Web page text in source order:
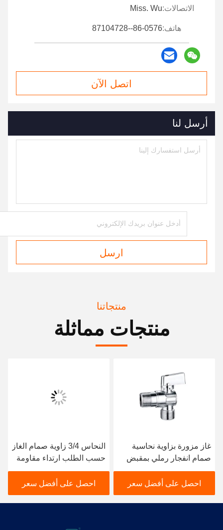
الاتصالات:Miss. Wu
هاتف:86-0576--87104728
اتصل الآن
أرسل لنا
ارسل
منتجاتنا
منتجات مماثلة
غاز مزورة بزاوية نحاسية
صمام انفجار رملي بمقبض
ألومنيوم
احصل على أفضل سعر
النحاس 3/4 زاوية صمام الغاز
حسب الطلب ارتداء مقاومة
BV1005-MF
احصل على أفضل سعر